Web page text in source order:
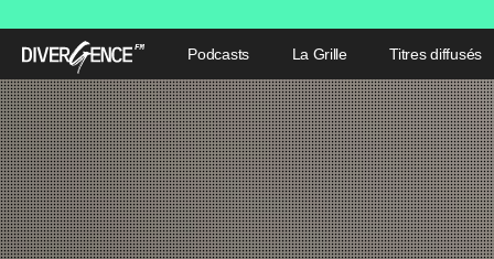
Podcasts La Grille Titres diffusés